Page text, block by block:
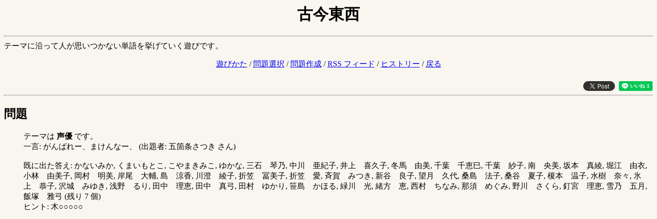
古今東西
テーマに沿って人が思いつかない単語を挙げていく遊びです。
遊びかた / 問題選択 / 問題作成/RSS フィード / ヒストリー / 戻る
問題
テーマは 声優 です。
一言: がんばれー、まけんなー、 (出題者: 五箇条さつき さん)
既に出た答え: かないみか, くまいもとこ, こやまきみこ, ゆかな, 三石 琴乃, 中川 亜紀子, 井上 喜久子, 冬馬 由美, 千葉 千恵巳, 千葉 紗子, 南 央美, 坂本 真綾, 堀江 由衣,
小林 由美子, 岡村 明美, 岸尾 大輔, 島 涼香, 川澄 綾子, 折笠 冨美子, 折笠 愛, 斉賀 みつき, 新谷 良子, 望月 久代, 桑島 法子, 桑谷 夏子, 榎本 温子, 水樹 奈々, 氷
上 恭子, 沢城 みゆき, 浅野 るり, 田中 理恵, 田中 真弓, 田村 ゆかり, 笹島 かほる, 緑川 光, 緒方 恵, 西村 ちなみ, 那須 めぐみ, 野川 さくら, 釘宮 理恵, 雪乃 五月,
飯塚 雅弓 (残り 7 個)
ヒント: 木○○○○○